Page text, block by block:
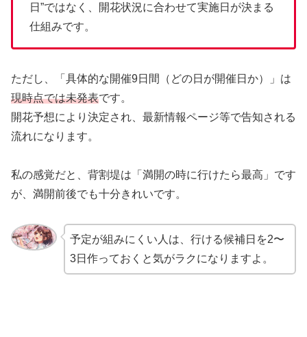
日”ではなく、開花状況に合わせて実施日が決まる
仕組みです。
ただし、「具体的な開催9日間（どの日が開催日か）」は
現時点では未発表です。
開花予想により決定され、最新情報ページ等で告知される
流れになります。
私の感覚だと、背割堤は「満開の時に行けたら最高」です
が、満開前後でも十分きれいです。
予定が組みにくい人は、行ける候補日を2〜
3日作っておくと気がラクになりますよ。